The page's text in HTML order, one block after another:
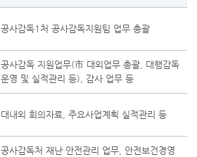
공사감독1처 공사감독지원팀 업무 총괄
공사감독 지원업무(市 대외업무 총괄, 대행감독
운영 및 실적관리 등), 감사 업무 등
대내외 회의자료, 주요사업계획 실적관리 등
공사감독처 재난·안전관리 업무, 안전보건경영